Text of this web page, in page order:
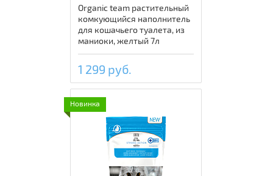
Organic team растительный
комкующийся наполнитель
для кошачьего туалета, из
маниоки, желтый 7л
1 299 руб.
Новинка